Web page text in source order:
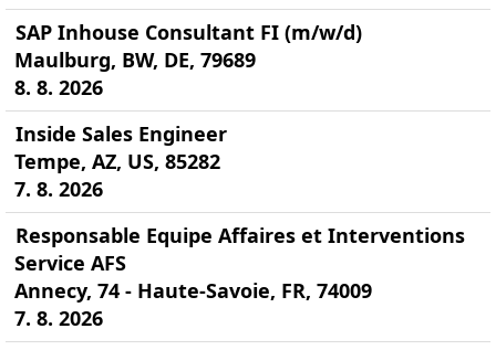
SAP Inhouse Consultant FI (m/w/d)
Maulburg, BW, DE, 79689
8. 8. 2026
Inside Sales Engineer
Tempe, AZ, US, 85282
7. 8. 2026
Responsable Equipe Affaires et Interventions
Service AFS
Annecy, 74 - Haute-Savoie, FR, 74009
7. 8. 2026